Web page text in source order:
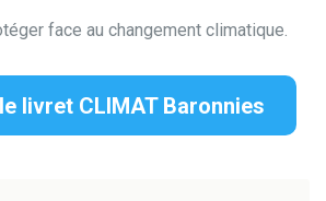
face au changement climatique.
livret CLIMAT Baronnies